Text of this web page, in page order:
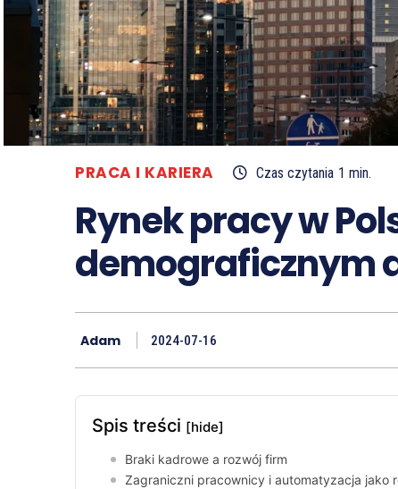
PRACA I KARIERA Czas czytania 1 min.
Rynek pracy w
demograficznym
Adam 2024-07-16
Spis treści [hide]
Braki kadrowe a rozwój firm
Zagraniczni pracownicy i automatyzacja jako